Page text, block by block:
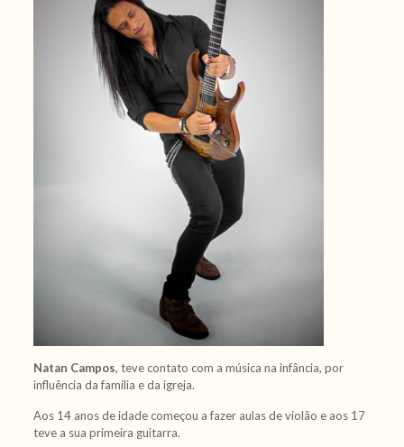
Natan Campos, teve contato com a música na infância, por
influência da família e da igreja.
Aos 14 anos de idade começou a fazer aulas de violão e aos 17
teve a sua primeira guitarra.